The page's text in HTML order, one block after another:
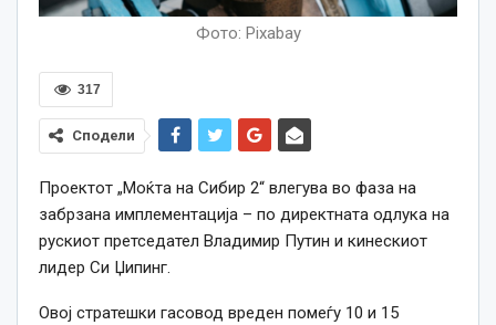
Фото: Pixabay
317
Сподели
Проектот „Моќта на Сибир 2“ влегува во фаза на
забрзана имплементација – по директната одлука на
рускиот претседател Владимир Путин и кинескиот
лидер Си Џипинг.
Овој стратешки гасовод вреден помеѓу 10 и 15